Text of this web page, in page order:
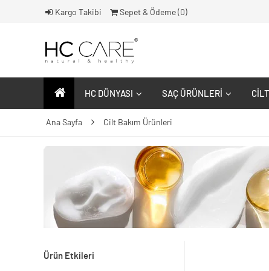
Kargo Takibi Sepet & Ödeme ( 0)
HC DÜNYASI SAÇ ÜRÜNLERI
Ana Sayfa Cilt Bakım Ürünleri
Ürün Etkileri